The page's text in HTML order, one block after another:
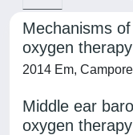
Mechanisms
oxygen therapy
2014 Em,
Middle ear
oxygen